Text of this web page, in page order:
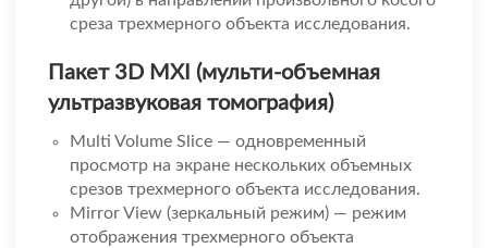
среза трехмерного объекта исследования.
Пакет 3D MXI (мульти-объемная
ультразвуковая томография)
Multi Volume Slice — одновременный
просмотр на экране нескольких объемных
срезов трехмерного объекта исследования.
Mirror View (зеркальный режим) — режим
отображения трехмерного объекта